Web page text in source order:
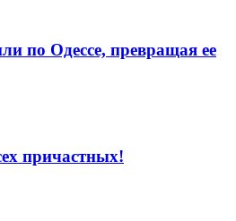
по Одессе, превращая ее
причастных!